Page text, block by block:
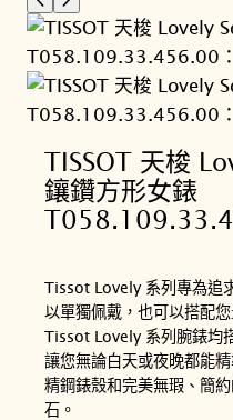
TISSOT 天梭
鑲鑽方形女錶
Tissot Lovely 系列專為追
以單獨佩戴，也可以搭配
Tissot Lovely 系列腕錶均
讓您無論白天或夜晚都能
精鋼錶殼和完美無瑕、簡
石。